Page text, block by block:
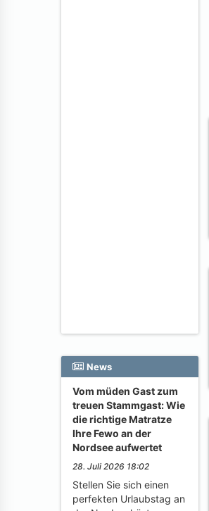
News
Vom müden Gast zum
treuen Stammgast: Wie
die richtige Matratze
Ihre Fewo an der
Nordsee aufwertet
28. Juli 2026 18:02
Stellen Sie sich einen
perfekten Urlaubstag an